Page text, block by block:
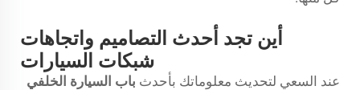
أين تجد أحدث التصاميم واتجاهات
شبكات السيارات
عند السعي لتحديث معلوماتك بأحدث باب السيارة الخلفي